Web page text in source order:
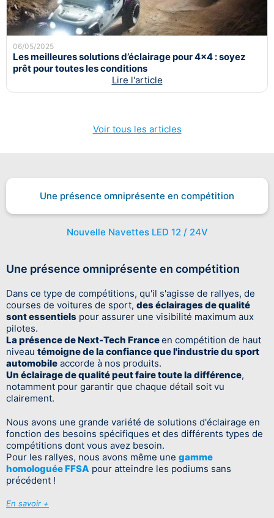
06/05/2025
Les meilleures solutions d’éclairage pour 4x4 : soyez
prêt pour toutes les conditions
Lire l'article
Voir tous les articles
Une présence omniprésente en compétition
Nouvelle Navettes LED 12 / 24V
Une présence omniprésente en compétition
Dans ce type de compétitions, qu'il s'agisse de rallyes, de
courses de voitures de sport, des éclairages de qualité
sont essentiels pour assurer une visibilité maximum aux
pilotes.
La présence de Next-Tech Franceen compétition de haut
niveau témoigne de la confiance que l'industrie du sport
automobile accorde à nos produits.
Un éclairage de qualité peut faire toute la différence,
notamment pour garantir que chaque détail soit vu
clairement.
Nous avons une grande variété de solutions d'éclairage en
fonction des besoins spécifiques et des différents types de
compétitions dont vous avez besoin.
Pour les rallyes, nous avons même une gamme
homologuée FFSA pour atteindre les podiums sans
précédent !
En savoir +